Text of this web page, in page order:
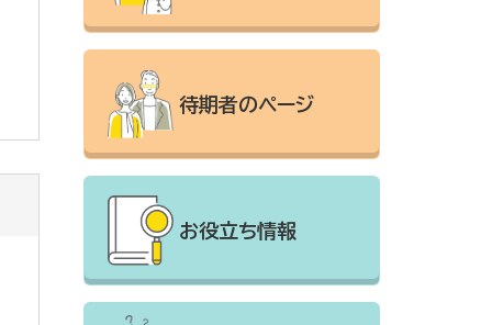
待期者のページ
お役立ち情報